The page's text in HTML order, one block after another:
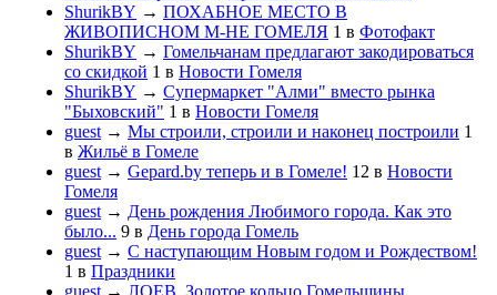
ShurikBY → ПОХАБНОЕ МЕСТО В
ЖИВОПИСНОМ М-НЕ ГОМЕЛЯ 1 в Фотофакт
ShurikBY → Гомельчанам предлагают закодироваться
со скидкой 1 в Новости Гомеля
ShurikBY → Супермаркет "Алми" вместо рынка
"Быховский" 1 в Новости Гомеля
guest → Мы строили, строили и наконец построили 1
в Жильё в Гомеле
guest → Gepard.by теперь и в Гомеле! 12 в Новости
Гомеля
guest → День рождения Любимого города. Как это
было... 9 в День города Гомель
guest → С наступающим Новым годом и Рождеством!
1 в Праздники